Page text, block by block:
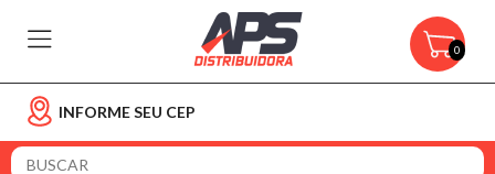
0
INFORME SEU CEP